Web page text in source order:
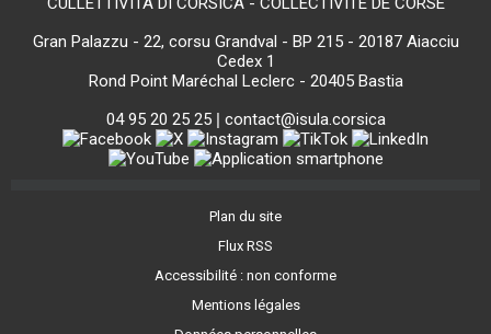
Gran Palazzu - 22, corsu Grandval - BP 215 - 20187 Aiacciu
Cedex 1
Rond Point Maréchal Leclerc - 20405 Bastia
04 95 20 25 25| contact@isula.corsica
Plan du site
Flux RSS
Accessibilité : non conforme
Mentions légales